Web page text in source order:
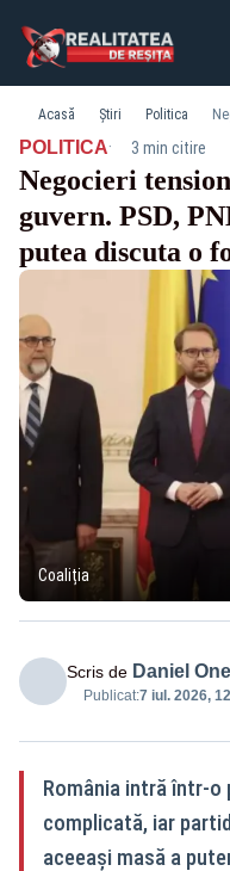
Acasă Știri Politica
POLITICA· 3 min citire
Negocieri
guvern. PSD,
putea discuta o
Coaliția
Scris de Daniel
Publicat:7 iul. 2026,
România intră într-
complicată, iar
aceeași masă a